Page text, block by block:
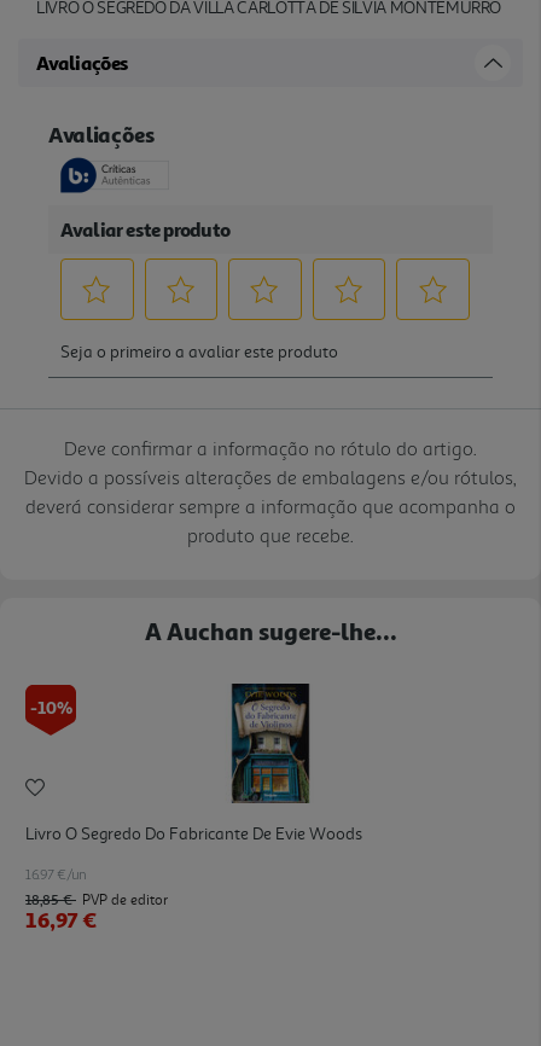
LIVRO O SEGREDO DA VILLA CARLOTTA DE SILVIA MONTEMURRO
Avaliações
Deve confirmar a informação no rótulo do artigo.
Devido a possíveis alterações de embalagens e/ou rótulos,
deverá considerar sempre a informação que acompanha o
produto que recebe.
A Auchan sugere-lhe...
-10%
Livro O Segredo Do Fabricante De Evie Woods
16.97 €/un
18,85 € PVP de editor
16,97 €